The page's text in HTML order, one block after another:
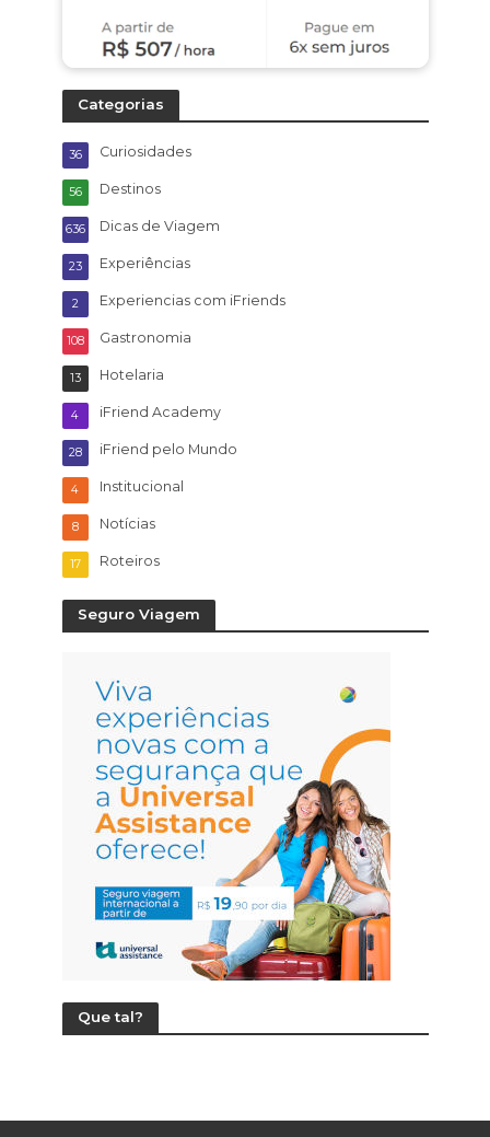
Categorias
Curiosidades
36
Destinos
56
Dicas de Viagem
636
Experiências
23
Experiencias com iFriends
2
Gastronomia
108
Hotelaria
13
iFriend Academy
4
iFriend pelo Mundo
28
Institucional
4
Notícias
8
Roteiros
17
Seguro Viagem
Que tal?